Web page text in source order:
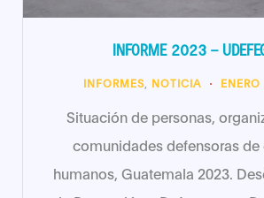
INFORME 2023 –
INFORMES NOTICIA
Situación de personas,
comunidades defensoras de
humanos, Guatemala 2023.